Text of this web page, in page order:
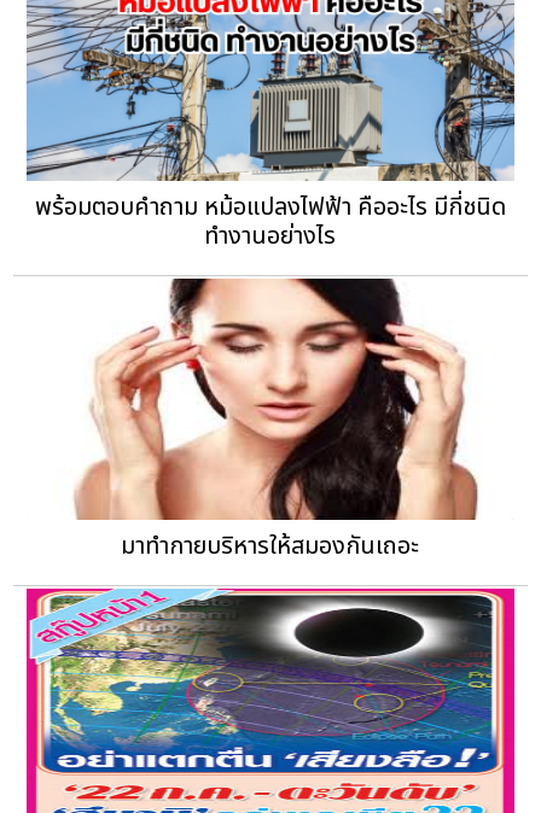
พร้อมตอบคำถาม หม้อแปลงไฟฟ้า คืออะไร มีกี่ชนิด
ทำงานอย่างไร
มาทำกายบริหารให้สมองกันเถอะ